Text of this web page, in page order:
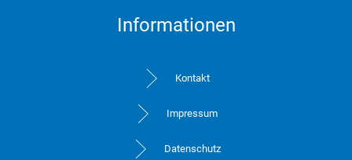
Informationen
Kontakt
Impressum
Datenschutz